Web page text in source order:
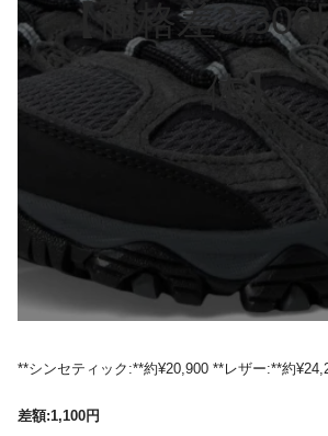
【価格差3,300
体】
**シンセティック:**約¥20,900 **レザー:**約
差額:1,100円